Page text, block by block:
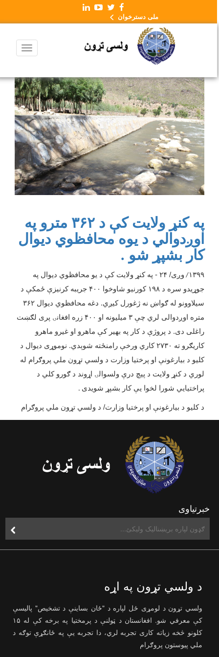
ملی دسترخوان
په کنړ ولایت کې د ۳۶۲ مترو په
اوږدوالي د یوه محافظوي دیوال
کار بشپړ شو .
۱۳۹۹/
وږی/ ۲۴ - په کنړ ولایت کې د یو محافظوي دیوال په
جوړیدو سره د ۱۹۸ کورنیو شاوخوا ۴۰۰ جریبه کرنیزې ځمکې د
سیلاوونو له ګواښ نه ژغورل کیږي. دغه محافظوي دیوال ۳۶۲
متره اوږدوالی لري چې ۳ میلیونه او ۴۰۰ زره افغانۍ پری لګښت
راغلی دی. د پروژې د کار په بهیر کې ماهرو او غیرو ماهرو
کاریګرو ته ۲۷۳۰ کاري ورخې رامنځته شوېدي. نوموړی دیوال د
کلیو د بیارغونې او پرختیا وزارت د ولسي تړون ملي پروګرام له
لوري د کنړ ولایت د پیچ درې ولسوالۍ اړوند د ګورو کلي د
پراختیایي شورا لخوا یې کار بشپړ شویدی.
د کلیو د بیارغونې او پرختیا وزارت/ د ولسي تړون ملي پروګرام
خبرتیاوی
د ولسي تړون په اړه
ولسي تړون د لومړی ځل لپاره د "ځان بساینې د تشخیص" پالیسې
کې معرفي شو. افغانستان د ټولنې د پرمختیا په برخه کې له ۱۵
کلونو څخه زیاته کاری تجربه لري، دا تجربه یې په ځانګړې توګه د
ملي پیوستون پروګرام